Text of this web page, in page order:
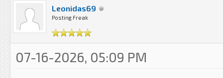
Leonidas69
Posting Freak
07-16-2026, 05:09 PM